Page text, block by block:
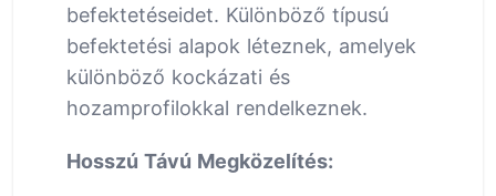
befektetéseidet. Különböző típusú
befektetési alapok léteznek, amelyek
különböző kockázati és
hozamprofilokkal rendelkeznek.
Hosszú Távú Megközelítés: